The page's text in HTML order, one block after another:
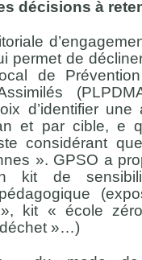
décisions à
permet de
de
d’identifier une
et par cible, e
considérant
». GPSO a
kit de
kit « école
»…)